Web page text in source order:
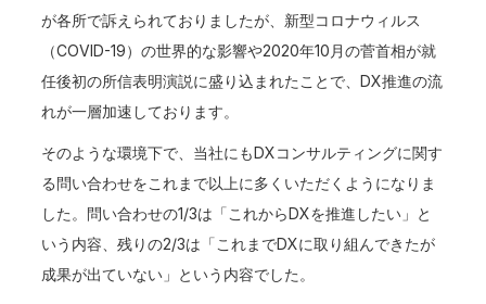
が各所で訴えられておりましたが、新型コロナウィルス
（COVID-19）の世界的な影響や2020年10月の菅首相が就
任後初の所信表明演説に盛り込まれたことで、DX推進の流
れが一層加速しております。
そのような環境下で、当社にもDXコンサルティングに関す
る問い合わせをこれまで以上に多くいただくようになりま
した。問い合わせの1/3は「これからDXを推進したい」と
いう内容、残りの2/3は「これまでDXに取り組んできたが
成果が出ていない」という内容でした。